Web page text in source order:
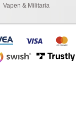
Vapen & Militaria